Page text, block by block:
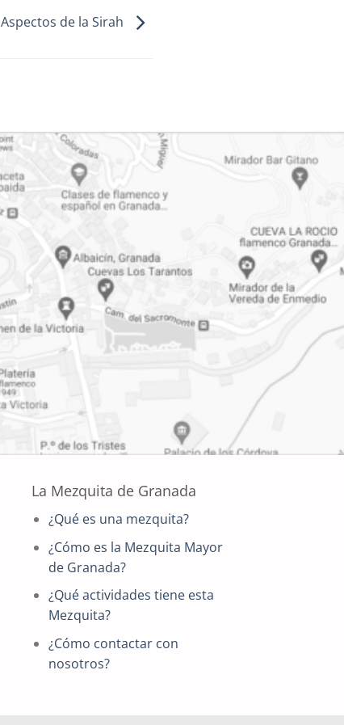
Aspectos de la Sirah
La Mezquita de Granada
¿Qué es una mezquita?
¿Cómo es la Mezquita Mayor
de Granada?
¿Qué actividades tiene esta
Mezquita?
¿Cómo contactar con
nosotros?